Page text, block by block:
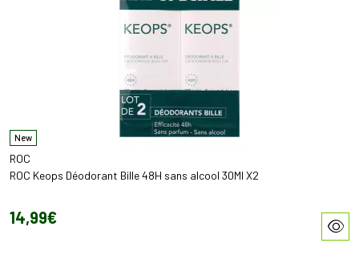
New
ROC
ROC Keops Déodorant Bille 48H sans alcool 30Ml X2
14,99€